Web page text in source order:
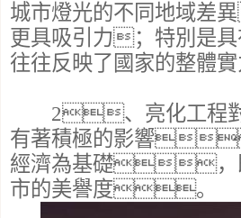
城市燈光的不同地域
更具吸引力；特別是
往往反映了國家的整體
2、亮化工程對
有著積極的影響
經濟為基礎，
市的美譽度。